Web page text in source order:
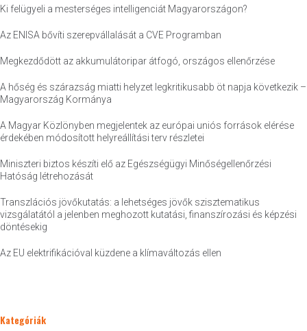
Ki felügyeli a mesterséges intelligenciát Magyarországon?
Az ENISA bővíti szerepvállalását a CVE Programban
Megkezdődött az akkumulátoripar átfogó, országos ellenőrzése
A hőség és szárazság miatti helyzet legkritikusabb öt napja következik –
Magyarország Kormánya
A Magyar Közlönyben megjelentek az európai uniós források elérése
érdekében módosított helyreállítási terv részletei
Miniszteri biztos készíti elő az Egészségügyi Minőségellenőrzési
Hatóság létrehozását
Transzlációs jövőkutatás: a lehetséges jövők szisztematikus
vizsgálatától a jelenben meghozott kutatási, finanszírozási és képzési
döntésekig
Az EU elektrifikációval küzdene a klímaváltozás ellen
Kategóriák